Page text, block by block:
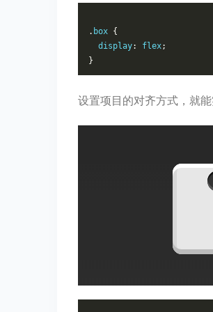
. box {
display: flex;
}
设置项目的对齐方式，就